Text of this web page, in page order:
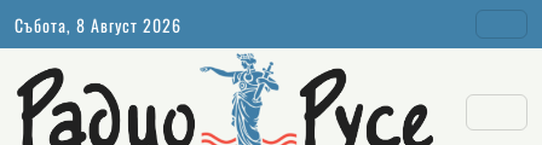
Събота, 8 Август 2026